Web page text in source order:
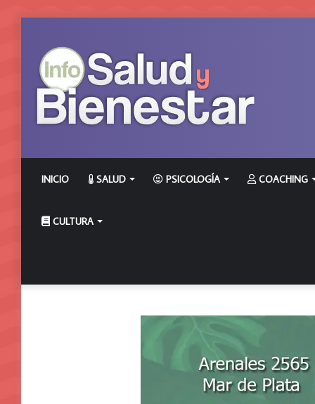
INICIO SALUD PSICOLOGÍA COACHING
CULTURA